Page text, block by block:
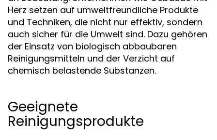
Herz setzen auf umweltfreundliche Produkte
und Techniken, die nicht nur effektiv, sondern
auch sicher für die Umwelt sind. Dazu gehören
der Einsatz von biologisch abbaubaren
Reinigungsmitteln und der Verzicht auf
chemisch belastende Substanzen.
Geeignete
Reinigungsprodukte